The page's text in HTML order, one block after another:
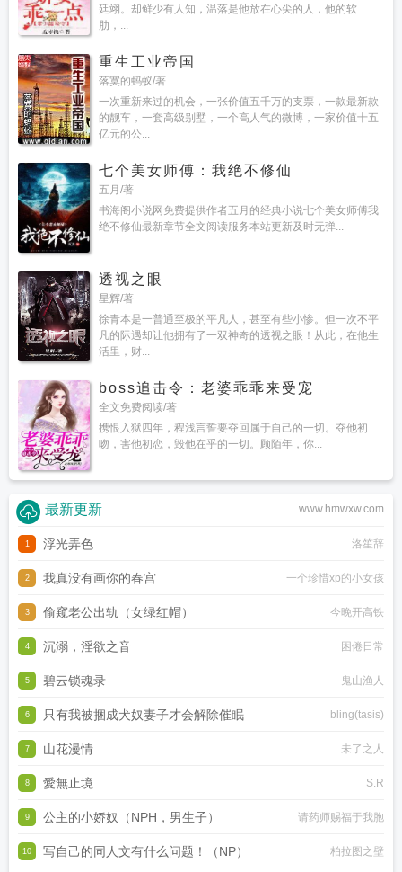
廷翊。却鲜少有人知，温落是他放在心尖的人，他的软
肋，...
重生工业帝国
落寞的蚂蚁/著
一次重新来过的机会，一张价值五千万的支票，一款最新款
的靓车，一套高级别墅，一个高人气的微博，一家价值十五
亿元的公...
七个美女师傅：我绝不修仙
五月/著
书海阁小说网免费提供作者五月的经典小说七个美女师傅我
绝不修仙最新章节全文阅读服务本站更新及时无弹...
透视之眼
星辉/著
徐青本是一普通至极的平凡人，甚至有些小惨。但一次不平
凡的际遇却让他拥有了一双神奇的透视之眼！从此，在他生
活里，财...
boss追击令：老婆乖乖来受宠
全文免费阅读/著
携恨入狱四年，程浅言誓要夺回属于自己的一切。夺他初
吻，害他初恋，毁他在乎的一切。顾陌年，你...
www.hmwxw.com
最新更新
1 浮光弄色 洛笙辞
2 我真没有画你的春宫 一个珍惜xp的小女孩
3 偷窥老公出轨（女绿红帽） 今晚开高铁
4 沉溺，淫欲之音 困倦日常
5 碧云锁魂录 鬼山渔人
6 只有我被捆成犬奴妻子才会解除催眠 bling(tasis)
7 山花漫情 未了之人
8 愛無止境 S.R
9 公主的小娇奴（NPH，男生子） 请药师赐福于我胞
10 写自己的同人文有什么问题！（NP） 柏拉图之壁